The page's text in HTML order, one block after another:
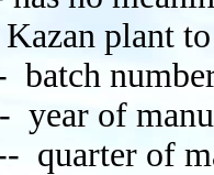
plant
year of
quarter of